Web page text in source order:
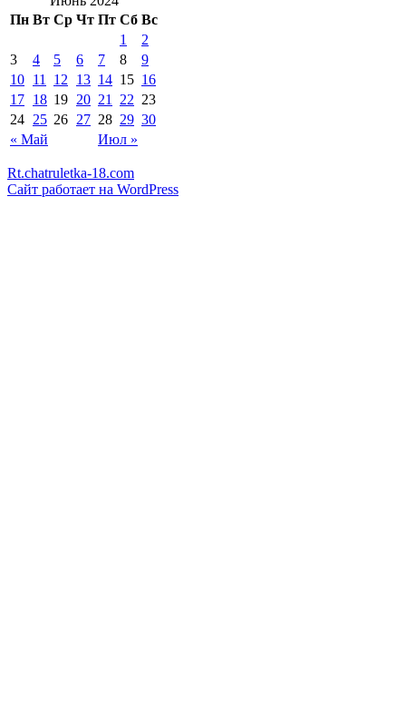
Пн Вт Ср Чт Пт Сб Вс
« Май Июл »
1
2
3
4 5 6 7 8
9
10 11 12 13 14 15 16
17 18 19 20 21 22 23
24 25 26 27 28 29 30
Rt.chatruletka-18.com
Сайт работает на WordPress